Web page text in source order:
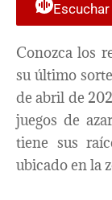
Conozca los
su último
de abril de
juegos de
tiene sus
ubicado en la